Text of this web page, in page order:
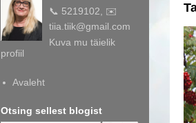
📞 5219102, ✉️
tiia.tiik@gmail.com
Kuva mu täielik
profiil
Avaleht
Otsing sellest blogist